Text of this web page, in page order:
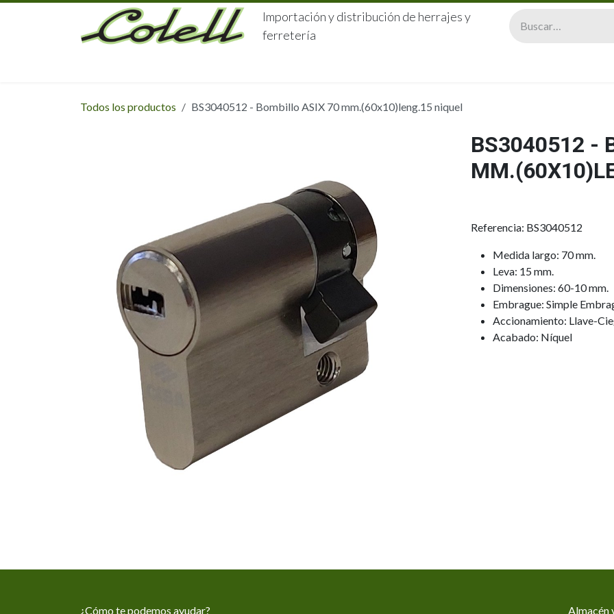
Ir al contenido
Importación y distribución de herrajes y
ferretería
Todos los productos BS3040512 - Bombillo ASIX 70 mm.(60x10)leng.15 niquel
BS3040512 -
Referencia: BS3040512
Medida largo: 70 mm.
Leva: 15 mm.
Dimensiones: 60-10 mm.
Embrague: Simple
Accionamiento: Llave-
Acabado: Níquel
¿Cómo te podemos ayudar? Almacén